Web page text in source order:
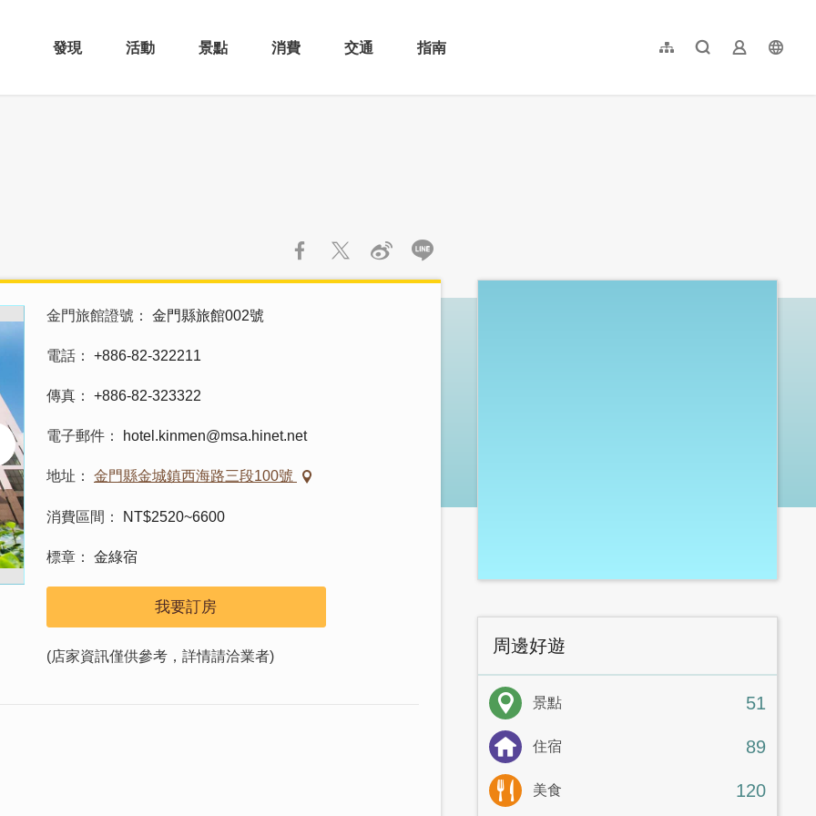
發現 活動 景點 消費 交通 指南 網站導覽全文檢索業者登入
简体中文
金門旅館證號 金門縣旅館002號
電話 +886-82-322211
傳真 +886-82-323322
電子郵件 hotel.kinmen@msa.hinet.net
地址 金門縣金城鎮西海路三段100號
消費區間 NT$2520~6600
標章 金綠宿
我要訂房
(店家資訊僅供參考，詳情請洽業者)
:::
周邊好遊
景點 51
住宿 89
美食 120